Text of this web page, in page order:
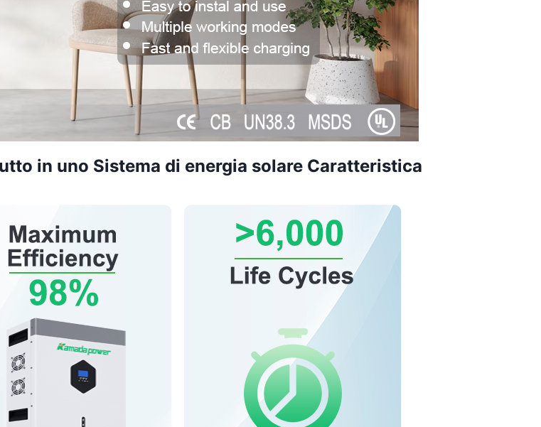
in uno Sistema di energia solare Caratteristica